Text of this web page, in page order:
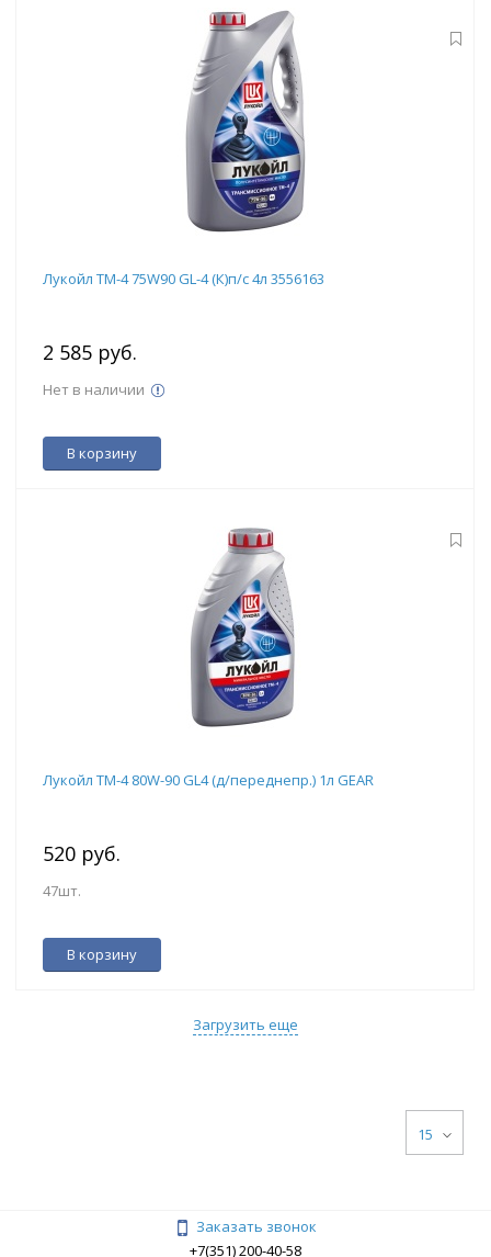
Лукойл ТМ-4 75W90 GL-4 (К)п/с 4л 3556163
2 585 руб.
Нет в наличии
В корзину
Лукойл ТМ-4 80W-90 GL4 (д/переднепр.) 1л GEAR
520 руб.
47шт.
В корзину
Загрузить еще
15
Заказать звонок
+7(351) 200-40-58